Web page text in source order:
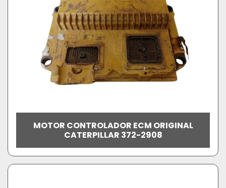
MOTOR CONTROLADOR ECM ORIGINAL
CATERPILLAR 372-2908